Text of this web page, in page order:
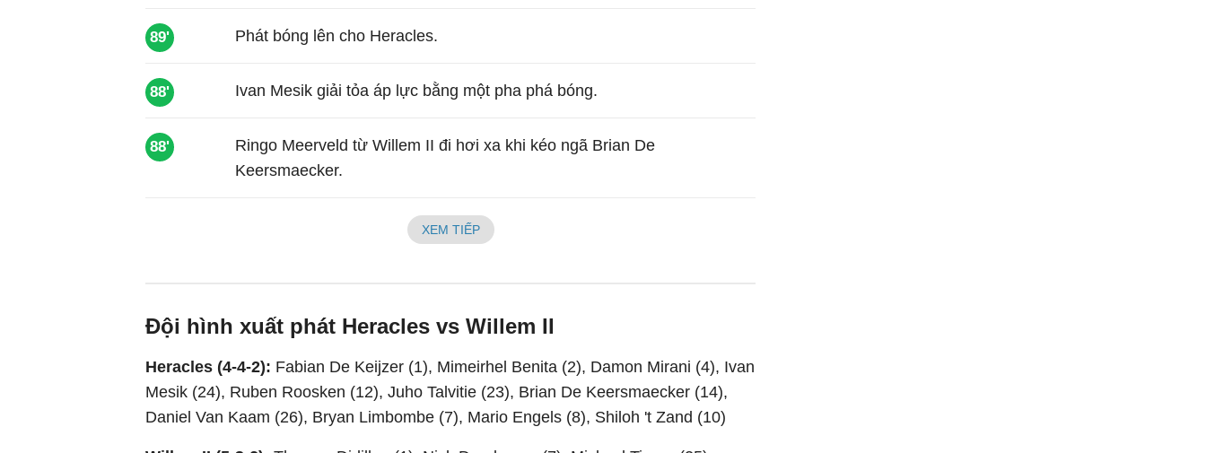
89' Phát bóng lên cho Heracles.
88' Ivan Mesik giải tỏa áp lực bằng một pha phá bóng.
88'
Ringo Meerveld từ Willem II đi hơi xa khi kéo ngã Brian De
Keersmaecker.
XEM TIẾP
Đội hình xuất phát Heracles vs Willem II
Heracles (4-4-2): Fabian De Keijzer (1), Mimeirhel Benita (2), Damon Mirani (4), Ivan
Mesik (24), Ruben Roosken (12), Juho Talvitie (23), Brian De Keersmaecker (14),
Daniel Van Kaam (26), Bryan Limbombe (7), Mario Engels (8), Shiloh 't Zand (10)